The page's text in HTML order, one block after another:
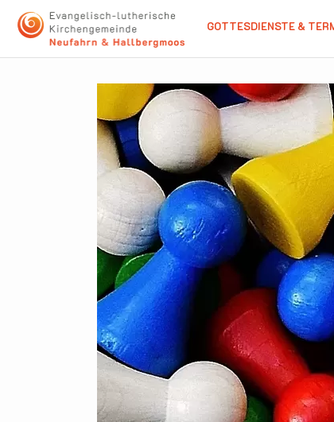
GOTTESDIENSTE &